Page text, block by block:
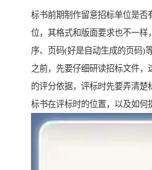
标书前期制作留意招标单位是否
位，其格式和版面要求也不一样
序、页码(好是自动生成的页码)
之前，先要仔细研读招标文件，
的评分依据，评标时先要弄清楚
标书在评标时的位置，以及如何